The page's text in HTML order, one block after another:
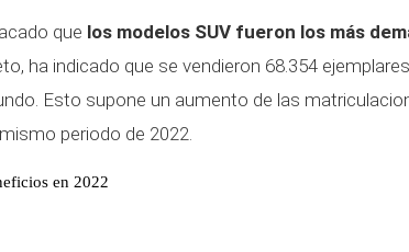
que los modelos SUV fueron los más
ha indicado que se vendieron 68.354
Esto supone un aumento de las
periodo de 2022.
en 2022